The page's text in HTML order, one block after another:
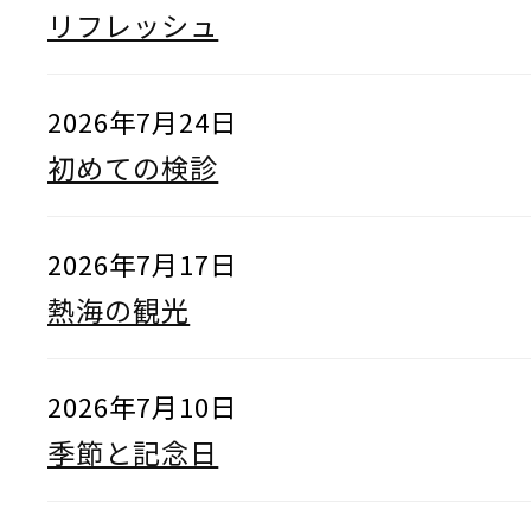
リフレッシュ
2026年7月24日
初めての検診
2026年7月17日
熱海の観光
2026年7月10日
季節と記念日